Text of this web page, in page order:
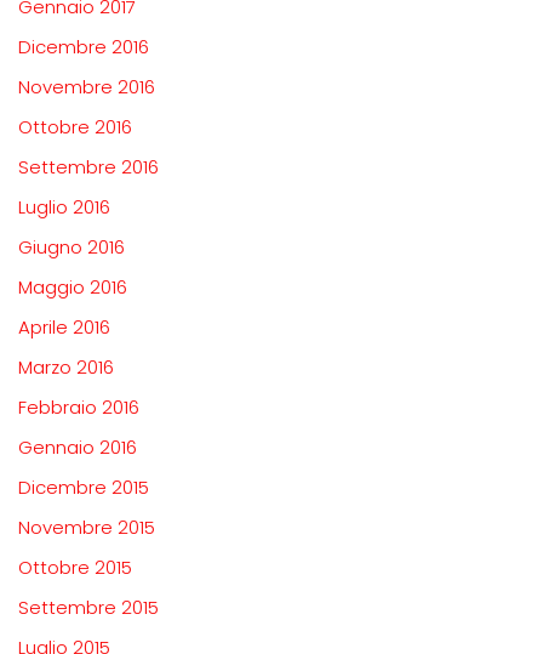
Gennaio 2017
Dicembre 2016
Novembre 2016
Ottobre 2016
Settembre 2016
Luglio 2016
Giugno 2016
Maggio 2016
Aprile 2016
Marzo 2016
Febbraio 2016
Gennaio 2016
Dicembre 2015
Novembre 2015
Ottobre 2015
Settembre 2015
Luglio 2015